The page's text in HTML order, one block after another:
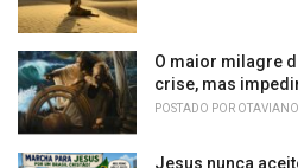
O maior milagre
crise, mas
POSTADO POR
Jesus nunca